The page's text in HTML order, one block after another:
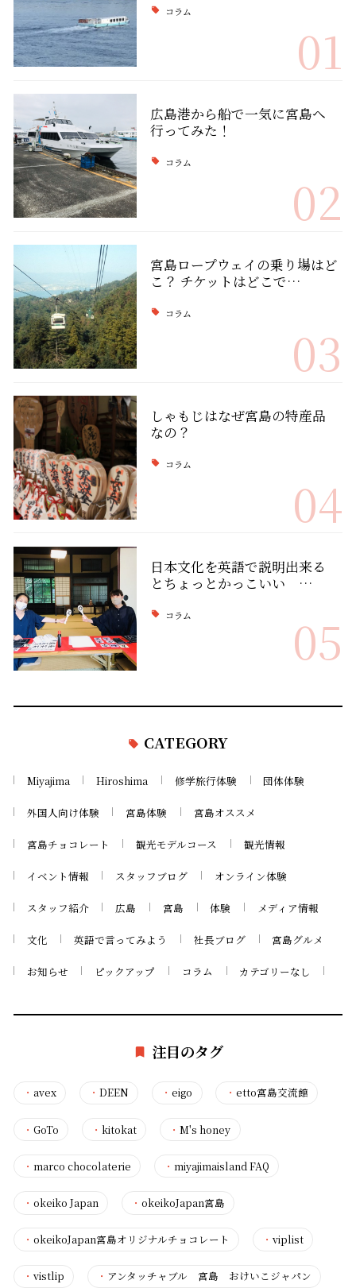
コラム
01
広島港から船で一気に宮島へ
行ってみた！
コラム
02
宮島ロープウェイの乗り場はど
こ？ チケットはどこで…
コラム
03
しゃもじはなぜ宮島の特産品
なの？
コラム
04
日本文化を英語で説明出来る
とちょっとかっこいい …
コラム 05
CATEGORY
Miyajima Hiroshima 修学旅行体験 団体体験
外国人向け体験 宮島体験 宮島オススメ
宮島チョコレート 観光モデルコース 観光情報
イベント情報 スタッフブログ オンライン体験
スタッフ紹介 広島 宮島 体験 メディア情報
文化 英語で言ってみよう 社長ブログ 宮島グルメ
お知らせ ピックアップ コラム カテゴリーなし
注目のタグ
・ avex ・DEEN ・eigo ・ etto宮島交流館
・ GoTo ・kitokat ・M's honey
・ marco chocolaterie ・miyajimaisland FAQ
・ okeiko Japan ・okeikoJapan宮島
・ okeikoJapan宮島オリジナルチョコレート ・viplist
・ vistlip ・ アンタッチャブル 宮島 おけいこジャパン